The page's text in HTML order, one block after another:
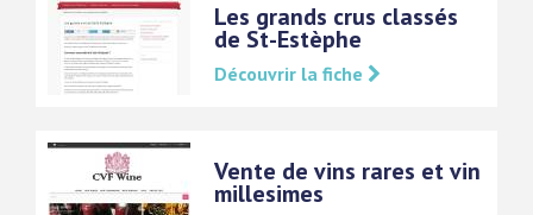
Les grands crus classés
de St-Estèphe
Découvrir la fiche
Vente de vins rares et vin
millesimes